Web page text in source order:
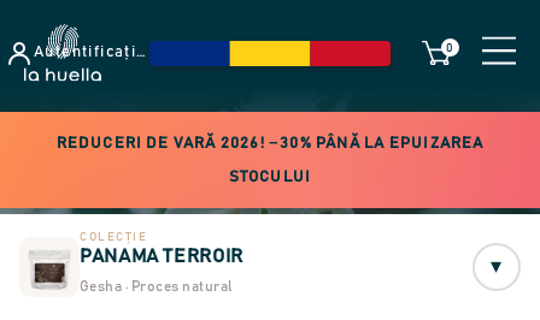
Autentificați-vă 0
REDUCERI DE VARĂ 2026! −30% PÂNĂ LA EPUIZAREA
STOCULUI
COLECȚIE
PANAMA TERROIR
Gesha · Proces natural
▾